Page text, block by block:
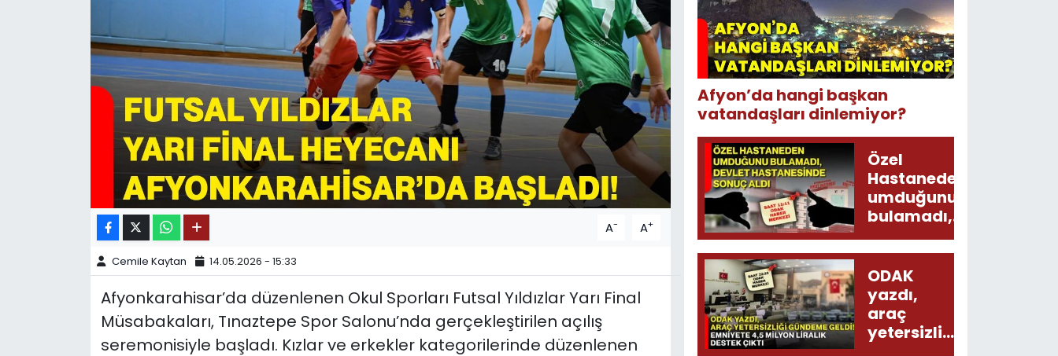
A- A+
Cemile Kaytan 14.05.2026 - 15:33
Afyonkarahisar’da düzenlenen Okul Sporları Futsal Yıldızlar Yarı Final
Müsabakaları, Tınaztepe Spor Salonu’nda gerçekleştirilen açılış
seremonisiyle başladı. Kızlar ve erkekler kategorilerinde düzenlenen
Afyon’da hangi başkan
vatandaşları dinlemiyor?
Özel
Hastaneden
umduğunu
bulamadı,
Devlet
Hastanesinde
sonuç aldı
ODAK
yazdı,
araç
yetersizliği
gündeme
11:11 MANŞET